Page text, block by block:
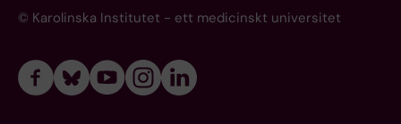
© Karolinska Institutet - ett medicinskt universitet